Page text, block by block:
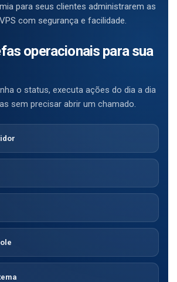
para seus clientes administrarem as
com segurança e facilidade.
operacionais para sua
o status, executa ações do dia a dia
sem precisar abrir um chamado.